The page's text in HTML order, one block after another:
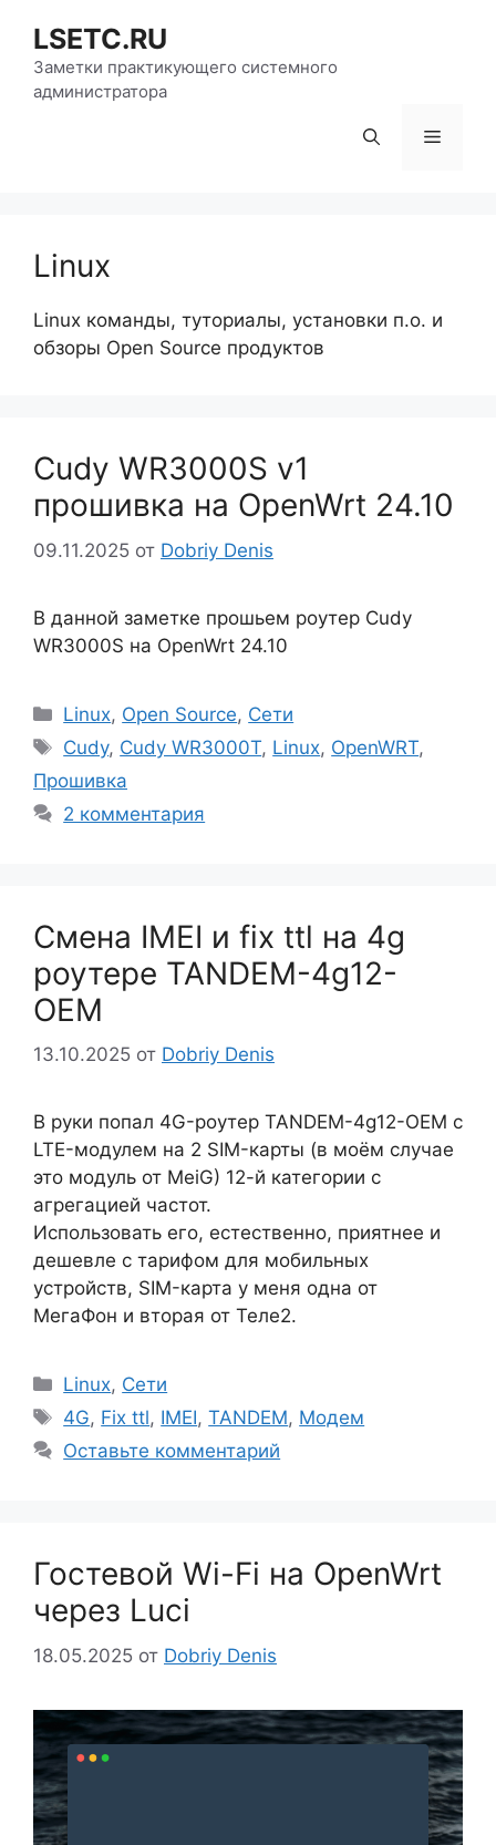
содержимому
LSETC.RU
Заметки практикующего системного
администратора
Меню
Linux
Linux команды, туториалы, установки п.о. и
обзоры Open Source продуктов
Cudy WR3000S v1
прошивка на OpenWrt 24.10
09.11.2025 от Dobriy Denis
В данной заметке прошьем роутер Cudy
WR3000S на OpenWrt 24.10
Рубрики
Linux, Open Source, Сети
Метки
Cudy, Cudy WR3000T, Linux, OpenWRT,
Прошивка
2 комментария
Смена IMEI и fix ttl на 4g
роутере TANDEM-4g12-
OEM
13.10.2025 от Dobriy Denis
В руки попал 4G-роутер TANDEM-4g12-OEM с
LTE-модулем на 2 SIM-карты (в моём случае
это модуль от MeiG) 12-й категории с
агрегацией частот.
Использовать его, естественно, приятнее и
дешевле с тарифом для мобильных
устройств, SIM-карта у меня одна от
МегаФон и вторая от Теле2.
Рубрики
Linux, Сети
Метки
4G, Fix ttl, IMEI,TANDEM, Модем
Оставьте комментарий
Гостевой Wi-Fi на OpenWrt
через Luci
18.05.2025 от Dobriy Denis